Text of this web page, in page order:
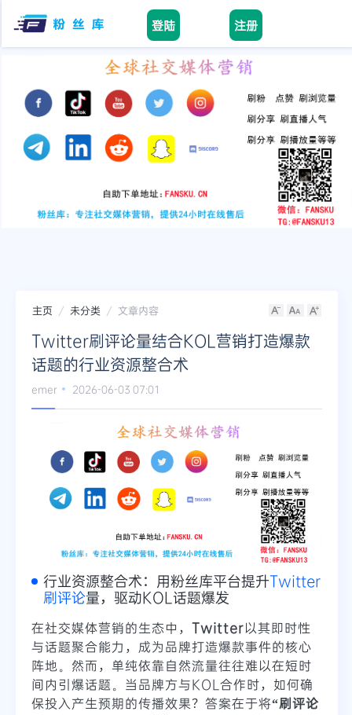
登陆 注册
Home
facebook
youtube
instagram
twitter
主页 未分类 文章内容
Twitter刷评论量结合KOL营销打造爆款
话题的行业资源整合术
emer 2026-06-03 07:01
行业资源整合术：用粉丝库平台提升Twitter
刷评论量，驱动KOL话题爆发
在社交媒体营销的生态中， Twitter以其即时性
与话题聚合能力，成为品牌打造爆款事件的核心
阵地。然而，单纯依靠自然流量往往难以在短时
间内引爆话题。当品牌方与KOL合作时，如何确
保投入产生预期的传播效果？答案在于将“刷评论